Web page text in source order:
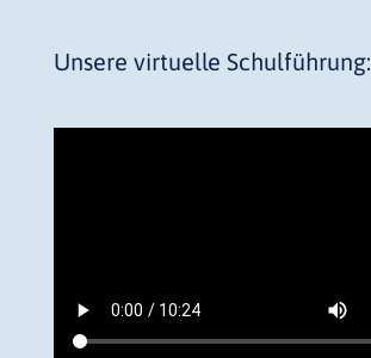
Unsere virtuelle Schulführung: